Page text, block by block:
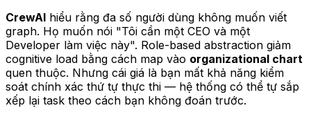
CrewAI hiểu rằng đa số người dùng không muốn viết
graph. Họ muốn nói "Tôi cần một CEO và một
Developer làm việc này". Role-based abstraction giảm
cognitive load bằng cách map vào organizational chart
quen thuộc. Nhưng cái giá là bạn mất khả năng kiểm
soát chính xác thứ tự thực thi — hệ thống có thể tự sắp
xếp lại task theo cách bạn không đoán trước.